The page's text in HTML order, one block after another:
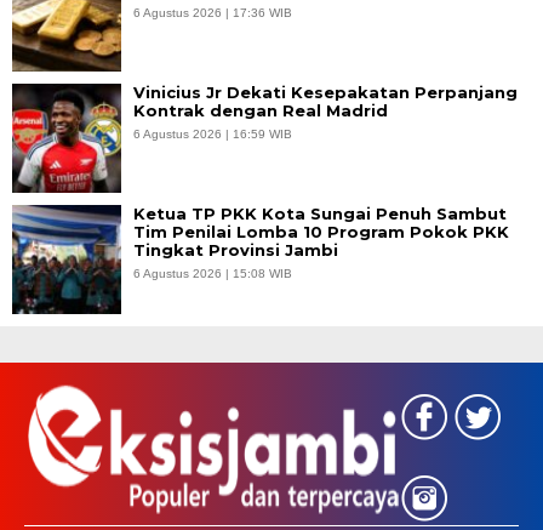
6 Agustus 2026 | 17:36 WIB
Vinicius Jr Dekati Kesepakatan Perpanjang
Kontrak dengan Real Madrid
6 Agustus 2026 | 16:59 WIB
Ketua TP PKK Kota Sungai Penuh Sambut
Tim Penilai Lomba 10 Program Pokok PKK
Tingkat Provinsi Jambi
6 Agustus 2026 | 15:08 WIB